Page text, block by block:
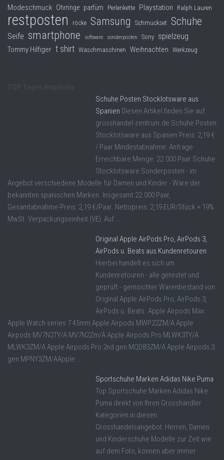
Modeschmuck Ohrringe parfüm Perlenkette Playstation Ralph Lauren
restposten röcke Samsung Schmuckset Schuhe
Seife smartphone software sonderposten Sony spielzeug
Tommy Hilfiger t shirt Waschmaschinen Weihnachten Werkzeug
Schuhe Posten Stocklotsware aus
Spanien Diesen Artikel finden Sie auf
grosshandel-zentrum.de Schuhe Posten
Stocklotsware aus Spanien Preis: 2,19 €
/ Paar Mindestabnahme: Anfrage
Erreichbare Menge: 22.000 Paar Schuhe
Stocklotsware Sonderposten - im
Angebot verschiedene Modelle für Damen und Kinder - Ware der
bekannten spanischen Marken. Insgesamt 22.000 Paar,
Gesamtabnahme-Preis: 2,19 €/Paar. Nettopreis: 2,19 EUR/Stück + 19%
MwSt. Verpackungseinheit (VE): Auf ...
Original Apple AirPods Pro, AirPods 3,
AirPods u. Beats aus Kundenretouren
Hierbei handelt es sich um
Kundenretouren - alle getestet und
geprüft - gemsichter Warenbestand von
Original Apple AirPods Pro, AirPods 3,
AirPods u. Beats. Apple Airpods Max
Apple Watch series 7 45mm Apple Airpods MWP22ZM/A Apple
Airpods MV7N2TY/A MV7N2Zm/A Apple Airpods Pro MLWK3TY/A
MLWK3ZM/A Apple Airpods Pro 2nd gen MQD83ZM/A Apple Airpods 3.
gen MPNY3ZM/AApple ...
Sportschuhe Marken Adidas Nike Puma
Top Sportschuhe Marken Adidas Nike
Puma direkt von Ihren Grosshändler
Kategorien in diesen
Grosshandelsangebot: Herren, Damen
und Kinderschuhe Modelle zur Zeit wie
auf dem Foto, können aber immer